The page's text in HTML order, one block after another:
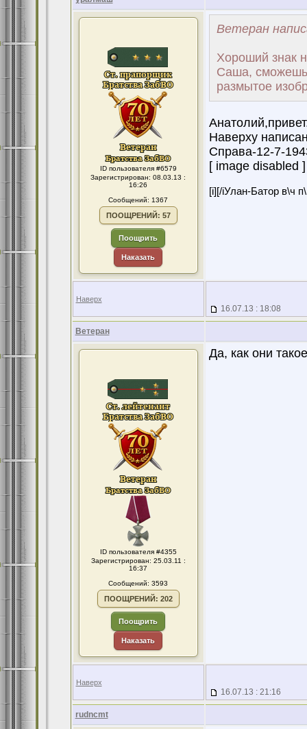
ID пользователя #6579
Зарегистрирован: 08.03.13 :
16:26
Сообщений: 1367
ПООЩРЕНИЙ: 57
Поощрить
Наказать
Ветеран
Хороший знак
Саша, сможешь
размытое
Наверху
Справа-12-7-
[ image disabled ]
[i][/iУлан-Батор в\ч
Наверх
16.07.13 : 18:08
Ветеран
ID пользователя #4355
Зарегистрирован: 25.03.11 :
16:37
Сообщений: 3593
ПООЩРЕНИЙ: 202
Поощрить
Наказать
Да, как они
Наверх
16.07.13 : 21:16
rudncmt